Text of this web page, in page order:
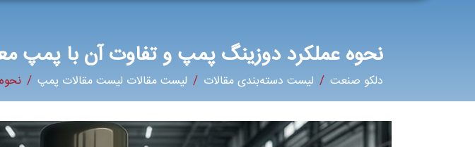
نحوه عملکرد دوزینگ پمپ و تفاوت آن با پمپ‌
دلکو صنعت لیست دسته‌بندی مقالات لیست مقالات لیست مقالات پمپ